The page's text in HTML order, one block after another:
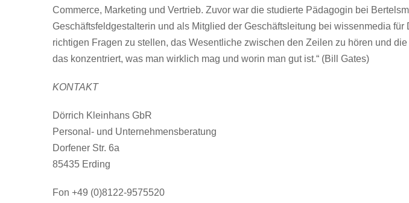
Commerce, Marketing und Vertrieb. Zuvor war die studierte Pädagogin bei
Geschäftsfeldgestalterin und als Mitglied der Geschäftsleitung bei wissenmedia
richtigen Fragen zu stellen, das Wesentliche zwischen den Zeilen zu hören und
das konzentriert, was man wirklich mag und worin man gut ist.“ (Bill Gates)
KONTAKT
Dörrich Kleinhans GbR
Personal- und Unternehmensberatung
Dorfener Str. 6a
85435 Erding
Fon +49 (0)8122-9575520